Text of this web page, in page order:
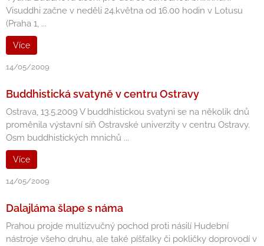
Visuddhi začne v neděli 24.května od 16.00 hodin v Lotusu
(Praha 1, ...
Více
14/05/2009
Buddhistická svatyně v centru Ostravy
Ostrava, 13.5.2009 V buddhistickou svatyni se na několik dnů
proměnila výstavní síň Ostravské univerzity v centru Ostravy.
Osm buddhistických mnichů ...
Více
14/05/2009
Dalajláma šlape s náma
Prahou projde multizvučný pochod proti násilí Hudební
nástroje všeho druhu, ale také píšťalky či pokličky doprovodí v